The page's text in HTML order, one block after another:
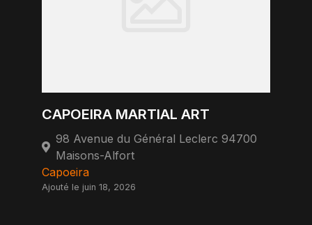
CAPOEIRA MARTIAL ART
98 Avenue du Général Leclerc 94700
Maisons-Alfort
Capoeira
Ajouté le juin 18, 2026